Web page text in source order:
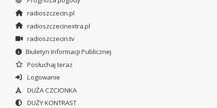
radioszczecin.pl
radioszczecinextra.pl
radioszczecin.tv
Biuletyn Informacji Publicznej
Posłuchaj teraz
Logowanie
DUŻA CZCIONKA
DUŻY KONTRAST